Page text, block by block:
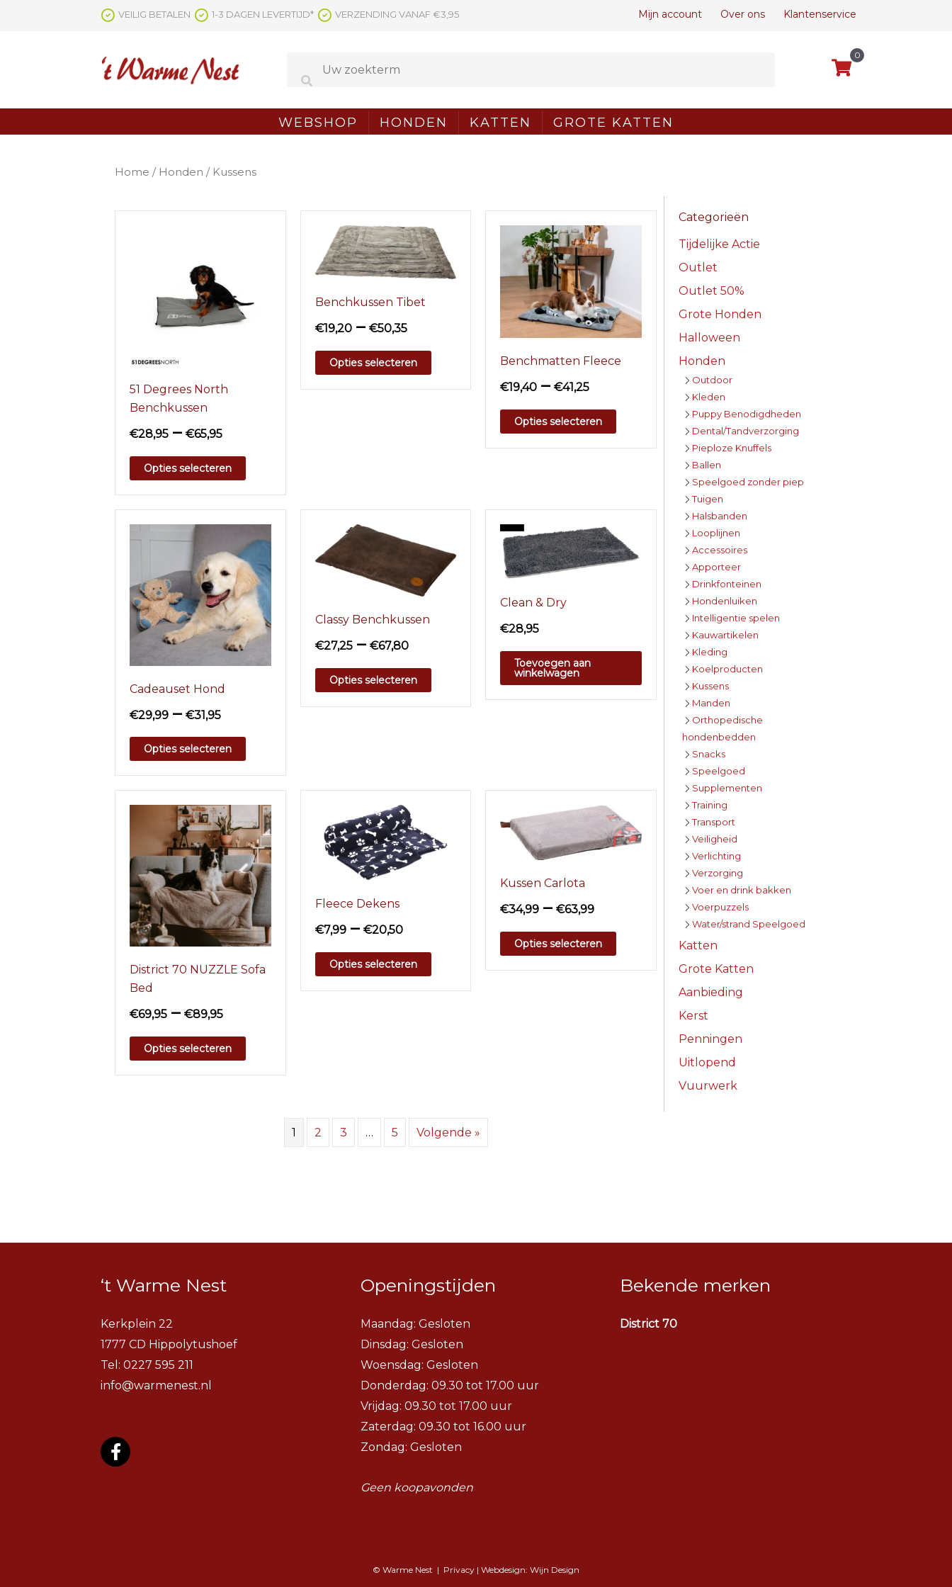
VEILIG BETALEN 1-3 DAGEN LEVERTIJD* VERZENDING VANAF €3,95 Mijn account Over ons Klantenservice
0
WEBSHOP HONDEN KATTEN GROTE KATTEN
Home / Honden / Kussens
51 Degrees North
Benchkussen
€28,95 – €65,95
Opties selecteren
Benchkussen Tibet
€19,20– €50,35
Opties selecteren
Benchmatten Fleece
€19,40 –€41,25
Opties selecteren
Cadeauset Hond
€29,99 – €31,95
Opties selecteren
Classy Benchkussen
€27,25– €67,80
Opties selecteren
Clean & Dry
€28,95
Toevoegen aan
winkelwagen
District 70 NUZZLE Sofa
Bed
€69,95 – €89,95
Opties selecteren
Fleece Dekens
€7,99– €20,50
Opties selecteren
Kussen Carlota
€34,99 –€63,99
Opties selecteren
1 2 3 … 5 Volgende »
Categorieën
Tijdelijke Actie
Outlet
Outlet 50%
Grote Honden
Halloween
Honden
Outdoor
Kleden
Puppy Benodigdheden
Dental/Tandverzorging
Pieploze Knuffels
Ballen
Speelgoed zonder piep
Tuigen
Halsbanden
Looplijnen
Accessoires
Apporteer
Drinkfonteinen
Hondenluiken
Intelligentie spelen
Kauwartikelen
Kleding
Koelproducten
Kussens
Manden
Orthopedische
hondenbedden
Snacks
Speelgoed
Supplementen
Training
Transport
Veiligheid
Verlichting
Verzorging
Voer en drink bakken
Voerpuzzels
Water/strand Speelgoed
Katten
Grote Katten
Aanbieding
Kerst
Penningen
Uitlopend
Vuurwerk
‘t Warme Nest
Kerkplein 22
1777 CD Hippolytushoef
Tel: 0227 595 211
info@warmenest.nl
Openingstijden
Maandag: Gesloten
Dinsdag: Gesloten
Woensdag: Gesloten
Donderdag: 09.30 tot 17.00 uur
Vrijdag: 09.30 tot 17.00 uur
Zaterdag: 09.30 tot 16.00 uur
Zondag: Gesloten
Geen koopavonden
Bekende merken
District 70
© Warme Nest | Privacy | Webdesign: Wijn Design